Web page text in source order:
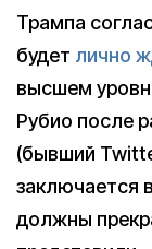
Трампа
будет лично
высшем
Рубио после
(бывший
заключается
должны